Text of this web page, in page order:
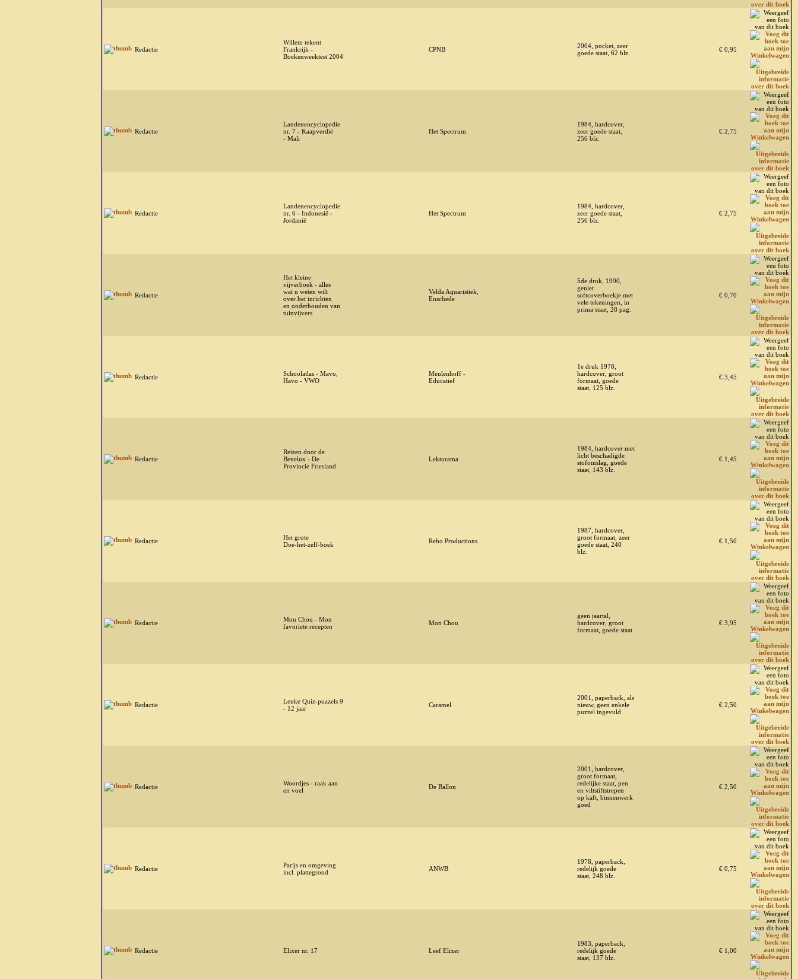
Redactie
Willem tekent
Frankrijk -
Boekenweektest 2004
CPNB
2004, pocket, zeer
goede staat, 62 blz.
€ 0,95
Redactie
Landenencyclopedie
nr. 7 - Kaapverdië
- Mali
Het Spectrum
1984, hardcover,
zeer goede staat,
256 blz.
€ 2,75
Redactie
Landenencyclopedie
nr. 6 - Indonesië -
Jordanië
Het Spectrum
1984, hardcover,
zeer goede staat,
256 blz.
€ 2,75
Redactie
Het kleine
vijverboek - alles
wat u weten wilt
over het inrichten
en onderhouden van
tuinvijvers
Velda Aquaristiek,
Enschede
5de druk, 1990,
geniet
softcoverboekje met
vele tekeningen, in
prima staat, 28 pag.
€ 0,70
Redactie
Schoolatlas - Mavo,
Havo - VWO
Meulenhoff -
Educatief
1e druk 1978,
hardcover, groot
formaat, goede
staat, 125 blz.
€ 3,45
Redactie
Reizen door de
Benelux - De
Provincie Friesland
Lekturama
1984, hardcover met
licht beschadigde
stofomslag, goede
staat, 143 blz.
€ 1,45
Redactie
Het grote
Doe-het-zelf-boek
Rebo Productions
1987, hardcover,
groot formaat, zeer
goede staat, 240
blz.
€ 1,50
Redactie
Mon Chou - Mon
favoriete recepten
Mon Chou
geen jaartal,
hardcover, groot
formaat, goede staat
€ 3,95
Redactie
Leuke Quiz-puzzels 9
- 12 jaar
Caramel
2001, paperback, als
nieuw, geen enkele
puzzel ingevuld
€ 2,50
Redactie
Woordjes - raak aan
en voel
De Ballon
2001, hardcover,
groot formaat,
redelijke staat, pen
en viltstiftstrepen
op kaft, binnenwerk
goed
€ 2,50
Redactie
Parijs en omgeving
incl. plattegrond
ANWB
1978, paperback,
redelijk goede
staat, 248 blz.
€ 0,75
Redactie Elixer nr. 17 Leef Elixer
1983, paperback,
redelijk goede
staat, 137 blz.
€ 1,00